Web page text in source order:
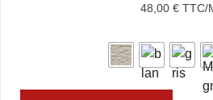
48,00 € TTC/